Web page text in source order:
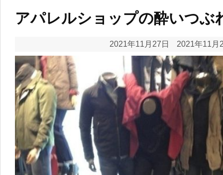
アパレルショップの酔いつぶ
2021年11月27日 2021年11月